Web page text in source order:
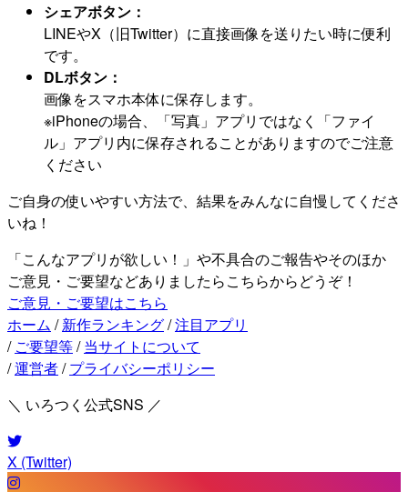
シェアボタン：
LINEやX（旧Twitter）に直接画像を送りたい時に便利
です。
DLボタン：
画像をスマホ本体に保存します。
※iPhoneの場合、「写真」アプリではなく「ファイ
ル」アプリ内に保存されることがありますのでご注意
ください
ご自身の使いやすい方法で、結果をみんなに自慢してくださ
いね！
「こんなアプリが欲しい！」や不具合のご報告やそのほか
ご意見・ご要望などありましたらこちらからどうぞ！
ご意見・ご要望はこちら
ホーム / 新作ランキング/注目アプリ
/ ご要望等/ 当サイトについて
/運営者/ プライバシーポリシー
＼ いろつく公式SNS ／
X (Twitter)